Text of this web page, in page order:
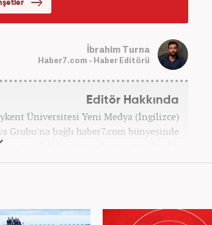
İbrahim Turna
Haber7.com - Haber Editörü
Editör Hakkında
Üniversitesi Yeni Medya (İngilizce)
Grubu'na bağlı haber7.com bünyesinde